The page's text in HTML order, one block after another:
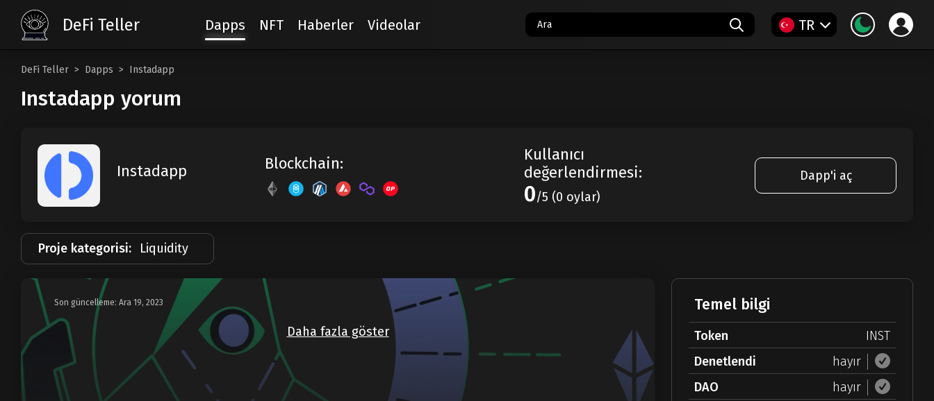
DeFi Teller Dapps Instadapp
Instadapp yorum
Instadapp Blockchain:
Kullanıcı
değerlendirmesi:
0/5 (0 oylar)
Dapp'i aç
Proje kategorisi: Liquidity
Son güncelleme: Ara 19, 2023
Daha fazla göster
Temel bilgi
Token
INST
Denetlendi
hayır
DAO
hayır
DeFi Teller Dapps NFT Haberler Videolar TR